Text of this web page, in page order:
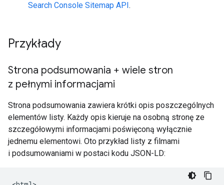
Search Console Sitemap API.
Przykłady
Strona podsumowania + wiele stron
z pełnymi informacjami
Strona podsumowania zawiera krótki opis poszczególnych
elementów listy. Każdy opis kieruje na osobną stronę ze
szczegółowymi informacjami poświęconą wyłącznie
jednemu elementowi. Oto przykład listy z filmami
i podsumowaniami w postaci kodu JSON-LD: